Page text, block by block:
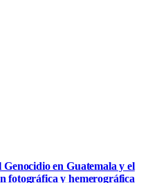
en Guatemala y el
fotográfica y hemerográfica